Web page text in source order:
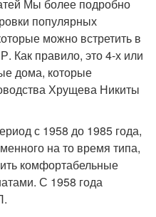
Мы более подробно
популярных
можно встретить в
Как правило, это 4-х или
дома, которые
Хрущева Никиты
с 1958 до 1985 года,
на то время типа,
комфортабельные
С 1958 года